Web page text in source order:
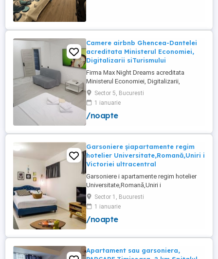
Camere airbnb Ghencea-Dantelei
acreditata Ministerul Economiei,
Digitalizarii siTurismului
Firma Max Night Dreams acreditata
Ministerul Economiei, Digitalizarii,
Antreprenoriatului si Turismului închiriază
in regim hotelier in zona Drumul Taberei -
Ghencea diferite tipuri de camere Camera
single cu o suprafață totală de 16mp
cu o suprafață totală de ...
Sector 5, Bucuresti
1 ianuarie
/noapte
Garsoniere șiapartamente regim
hotelier Universitate,Romană,Uniri i
Victoriei ultracentral
Garsoniere i apartamente regim hotelier
Universitate,Romană,Uniri i
Victoriei,renovate recent i utilate complet.
Preț: De la 120-200 lei pentru 3 ore Preț
garsoniere 120-200 lei pentru noapte Preț
apartamente 200-300 lei pentru noapte
Sector 1, Bucuresti
1 ianuarie
/noapte
Apartament sau garsoniera,